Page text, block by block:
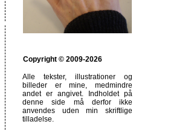
Copyright © 2009-2026
Alle tekster, illustrationer og
billeder er mine, medmindre
andet er angivet. Indholdet på
denne side må derfor ikke
anvendes uden min skriftlige
tilladelse.